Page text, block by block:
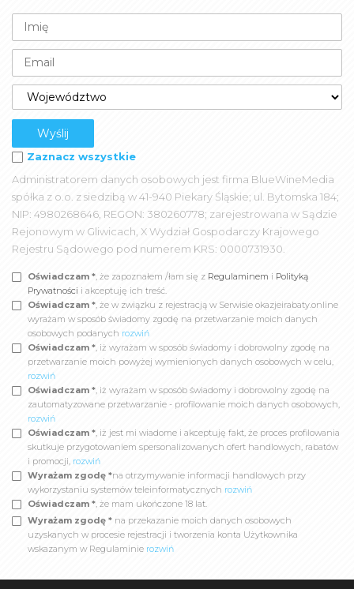
Zaznacz wszystkie
Administratorem danych osobowych jest firma BlueWineMedia
spółka z o.o. z siedzibą w 41-940 Piekary Śląskie; ul. Bytomska 184;
NIP: 4980268646, REGON: 380260778; zarejestrowana w Sądzie
Rejonowym w Gliwicach, X Wydział Gospodarczy Krajowego
Rejestru Sądowego pod numerem KRS: 0000731930.
Oświadczam *, że zapoznałem /łam się z Regulaminem i Polityką
Prywatności i akceptuję ich treść.
Oświadczam *, że w związku z rejestracją w Serwisie okazjeirabaty.online
wyrażam w sposób świadomy zgodę na przetwarzanie moich danych
osobowych podanych rozwiń
Oświadczam *, iż wyrażam w sposób świadomy i dobrowolny zgodę na
przetwarzanie moich powyżej wymienionych danych osobowych w celu,
rozwiń
Oświadczam *, iż wyrażam w sposób świadomy i dobrowolny zgodę na
zautomatyzowane przetwarzanie - profilowanie moich danych osobowych,
rozwiń
Oświadczam *, iż jest mi wiadome i akceptuję fakt, że proces profilowania
skutkuje przygotowaniem spersonalizowanych ofert handlowych, rabatów
i promocji, rozwiń
Wyrażam zgodę *na otrzymywanie informacji handlowych przy
wykorzystaniu systemów teleinformatycznych rozwiń
Oświadczam *, że mam ukończone 18 lat.
Wyrażam zgodę * na przekazanie moich danych osobowych
uzyskanych w procesie rejestracji i tworzenia konta Użytkownika
wskazanym w Regulaminie rozwiń